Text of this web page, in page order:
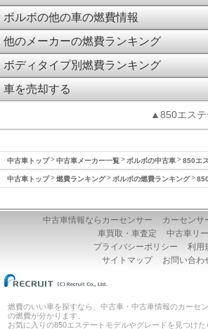
ボルボの他の車の燃費情報
他のメーカーの燃費ランキング
ボディタイプ別燃費ランキング
車を売却する
▲850エステ
中古車トップ 中古車メーカー一覧 ボルボの中古車 850エ
中古車トップ 燃費ランキング ボルボの燃費ランキング
中古車情報ならカーセンサー
カーセンサ
車買取・車査定
中古車リ
プライバシーポリシー
利用
サイトマップ
お問い合わ
燃費のいい車を探すなら、中古車・中古車情報のカーセ
の燃費が分かります。
お気に入りの850エステートモデルやグレードを見つけ